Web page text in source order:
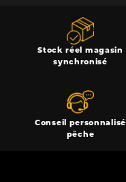
Stock réel magasin
synchronisé
Conseil personnalisé
pêche